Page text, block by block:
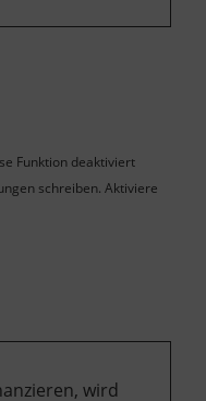
Funktion deaktiviert
schreiben. Aktiviere
wird